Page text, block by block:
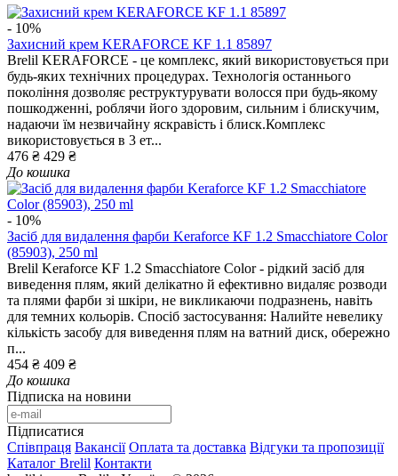
- 10%
Захисний крем KERAFORCE KF 1.1 85897
Brelil KERAFORCE - це комплекс, який використовується при
будь-яких технічних процедурах. Технологія останнього
покоління дозволяє реструктурувати волосся при будь-якому
пошкодженні, роблячи його здоровим, сильним і блискучим,
надаючи їм незвичайну яскравість і блиск.Комплекс
використовується в 3 ет...
476 ₴ 429 ₴
До кошика
- 10%
Засіб для видалення фарби Keraforce KF 1.2 Smacchiatore Color
(85903), 250 ml
Brelil Keraforce KF 1.2 Smacchiatore Color - рідкий засіб для
виведення плям, який делікатно й ефективно видаляє розводи
та плями фарби зі шкіри, не викликаючи подразнень, навіть
для темних кольорів. Спосіб застосування: Налийте невелику
кількість засобу для виведення плям на ватний диск, обережно
п...
454 ₴ 409 ₴
До кошика
Підписка на новини
Підписатися
Співпраця Вакансії Оплата та доставка Відгуки та пропозиції
Каталог Brelil Контакти